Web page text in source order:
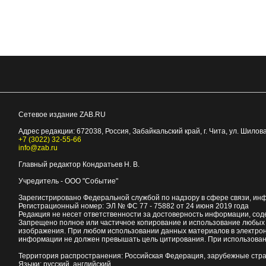
Сетевое издание ZAB.RU
Адрес редакции: 672038, Россия, Забайкальский край, г. Чита, ул.
+7 (3022) 32-55-66
info@zab.ru
Главный редактор Кондратьев Н. В.
Учредитель - ООО "Событие"
Зарегистрировано Федеральной службой по надзору в сфере связи,
Регистрационный номер: ЭЛ № ФС 77 - 75882 от 24 июня 2019 года
Редакция не несет ответственности за достоверность информации,
Запрещено полное или частичное копирование и использование
изображения. При любом использовании данных материалов в
информации не должен превышать цель цитирования. При
Территория распространения: Российская Федерация, зарубежные